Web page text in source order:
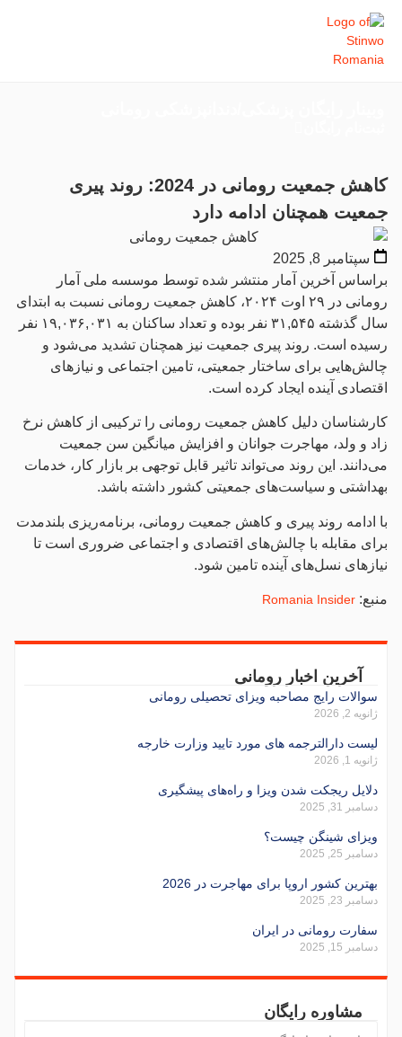
آخرین اخبار رومانی
سوالات رایج مصاحبه ویزای تحصیلی رومانی
ژانویه 2, 2026
لیست دارالترجمه های مورد تایید وزارت خارجه
ژانویه 1, 2026
دلایل ریجکت شدن ویزا و راه‌های پیشگیری
دسامبر 31, 2025
ویزای شینگن چیست؟
دسامبر 25, 2025
بهترین کشور اروپا برای مهاجرت در 2026
دسامبر 23, 2025
سفارت رومانی در ایران
دسامبر 15, 2025
مشاوره رایگان
کاهش جمعیت رومانی در 2024: روند پیری
جمعیت همچنان ادامه دارد
سپتامبر 8, 2025
براساس آخرین آمار منتشر شده توسط موسسه ملی آمار
رومانی در ۲۹ اوت ۲۰۲۴، کاهش جمعیت رومانی نسبت به ابتدای
سال گذشته ۳۱,۵۴۵ نفر بوده و تعداد ساکنان به ۱۹,۰۳۶,۰۳۱ نفر
رسیده است. روند پیری جمعیت نیز همچنان تشدید می‌شود و
چالش‌هایی برای ساختار جمعیتی، تامین اجتماعی و نیازهای
اقتصادی آینده ایجاد کرده است.
کارشناسان دلیل کاهش جمعیت رومانی را ترکیبی از کاهش نرخ
زاد و ولد، مهاجرت جوانان و افزایش میانگین سن جمعیت
می‌دانند. این روند می‌تواند تاثیر قابل توجهی بر بازار کار، خدمات
بهداشتی و سیاست‌های جمعیتی کشور داشته باشد.
با ادامه روند پیری و کاهش جمعیت رومانی، برنامه‌ریزی بلندمدت
برای مقابله با چالش‌های اقتصادی و اجتماعی ضروری است تا
نیازهای نسل‌های آینده تامین شود.
منبع: Romania Insider